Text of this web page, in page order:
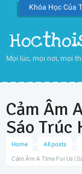
Khóa Học Của
Mọi lúc, mọi nơi, mọi
Home All posts
Cảm Âm A Time For Us |
Cảm Âm
Sáo Trúc